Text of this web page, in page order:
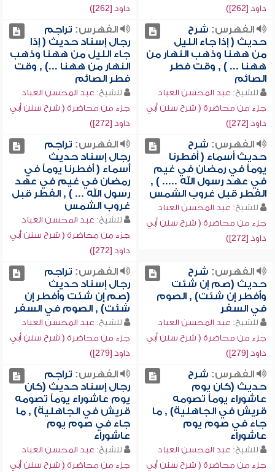
داود [262])
داود [262])
الفهرس: شرح
حديث ( إذا جاء الليل
من ههنا وذهب النهار من
ههنا ... ) , وقت فطر
الصائم
للشيخ: عبد المحسن العباد
جزء من محاضرة ( شرح سنن أبي
داود [272])
الفهرس: تراجم
رجال إسناد حديث ( إذا
جاء الليل من ههنا وذهب
النهار من ههنا ...) , وقت
فطر الصائم
للشيخ: عبد المحسن العباد
جزء من محاضرة ( شرح سنن أبي
داود [272])
الفهرس: شرح
حديث أسماء ( أفطرنا
يوماً في رمضان في غيم
في عهد رسول الله ..... ) ,
الفطر قبل غروب الشمس
للشيخ: عبد المحسن العباد
جزء من محاضرة ( شرح سنن أبي
داود [272])
الفهرس: تراجم
رجال إسناد حديث
أسماء ( أفطرنا يوماً في
رمضان في غيم في عهد
رسول الله ... ) , الفطر قبل
غروب الشمس
للشيخ: عبد المحسن العباد
جزء من محاضرة ( شرح سنن أبي
داود [272])
الفهرس: شرح
حديث (صم إن شئت
وأفطر إن شئت) , الصوم
في السفر
للشيخ: عبد المحسن العباد
جزء من محاضرة ( شرح سنن أبي
داود [279])
الفهرس: تراجم
رجال إسناد حديث
(صم إن شئت وأفطر إن
شئت) , الصوم في السفر
للشيخ: عبد المحسن العباد
جزء من محاضرة ( شرح سنن أبي
داود [279])
الفهرس: شرح
حديث (كان يوم
عاشوراء يوماً تصومه
قريش في الجاهلية) , ما
جاء في صوم يوم
عاشوراء
للشيخ: عبد المحسن العباد
جزء من محاضرة ( شرح سنن أبي
الفهرس: تراجم
رجال إسناد حديث (كان
يوم عاشوراء يوماً تصومه
قريش في الجاهلية) , ما
جاء في صوم يوم
عاشوراء
للشيخ: عبد المحسن العباد
جزء من محاضرة ( شرح سنن أبي